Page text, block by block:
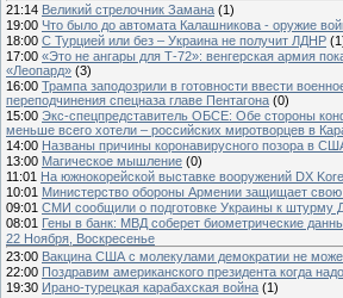
21:14 Великий стрелочник Замана (1)
19:00 Что было до автомата Калашникова - оружие
18:00 С Турцией или без – Украина не получит ЛДНР
17:00 «Это не ангары для Т-72»: венгерская армия
«Леопард» (3)
16:00 Трампа заподозрили в готовности ввести
переподчинения спецназа главе Пентагона (0)
15:00 Экс-спецпредставитель ОБСЕ: Обе стороны
меньше всего хотели – российских миротворцев в
14:00 Названы причины коронавирусного позора в
13:00 Магическое мышление (0)
11:01 На южнокорейской выставке вооружений DX
10:01 Министерство обороны Армении защищает свою
09:01 СМИ сообщили о подготовке Украины к штурму
08:01 Гены в банк: МВД соберет биометрические
22 Ноября, Воскресенье
23:00 Вакцина США с молекулами демократии не
22:00 Поздравим американского президента когда
19:30 Ирано-турецкая карабахская война (1)